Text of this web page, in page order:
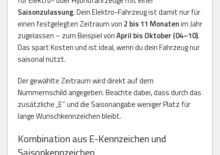
Saisonzulassung. Dein Elektro-Fahrzeug ist damit nur für
einen festgelegten Zeitraum von 2 bis 11 Monatenim Jahr
zugelassen – zum Beispiel vonApril bis Oktober (04–10).
Das spart Kosten und ist ideal, wenn du dein Fahrzeug nur
saisonal nutzt.
Der gewählte Zeitraum wird direkt auf dem
Nummernschild angegeben. Beachte dabei, dass durch das
zusätzliche „E“ und die Saisonangabe weniger Platz für
lange Wunschkennzeichen bleibt.
Kombination aus E-Kennzeichen und